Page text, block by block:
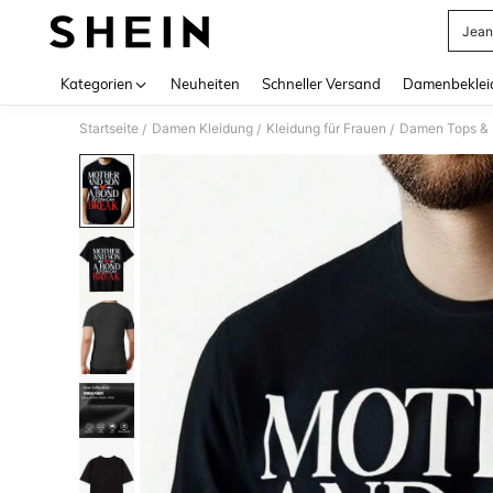
Kategorien Neuheiten Schneller Versand
Startseite / Damen Kleidung / Kleidung für Frauen / Damen Tops